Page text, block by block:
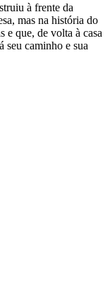
à frente da
mas na história do
e que, de volta à casa
seu caminho e sua